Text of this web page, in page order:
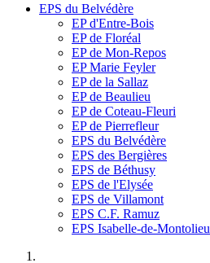
EPS du Belvédère
EP d'Entre-Bois
EP de Floréal
EP de Mon-Repos
EP Marie Feyler
EP de la Sallaz
EP de Beaulieu
EP de Coteau-Fleuri
EP de Pierrefleur
EPS du Belvédère
EPS des Bergières
EPS de Béthusy
EPS de l'Elysée
EPS de Villamont
EPS C.F. Ramuz
EPS Isabelle-de-Montolieu